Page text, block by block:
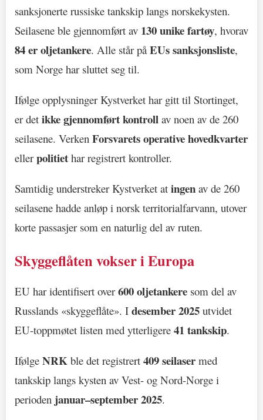
sanksjonerte russiske tankskip langs norskekysten.
Seilasene ble gjennomført av 130 unike fartøy, hvorav
84 er oljetankere. Alle står påEUs sanksjonsliste,
som Norge har sluttet seg til.
Ifølge opplysninger Kystverket har gitt til Stortinget,
er det ikke gjennomført kontroll av noen av de 260
seilasene. Verken Forsvarets operative hovedkvarter
ellerpolitiet har registrert kontroller.
Samtidig understreker Kystverket at ingen av de 260
seilasene hadde anløp i norsk territorialfarvann, utover
korte passasjer som en naturlig del av ruten.
Skyggeflåten vokser i Europa
EU har identifisert over600 oljetankere som del av
Russlands «skyggeflåte». I desember 2025 utvidet
EU-toppmøtet listen med ytterligere 41 tankskip.
Ifølge NRK ble det registrert 409 seilaser med
tankskip langs kysten av Vest- og Nord-Norge i
perioden januar–september 2025.